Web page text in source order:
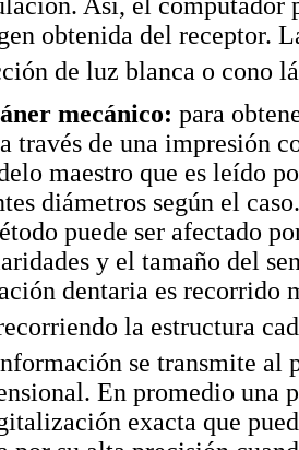
obtenida del receptor.
de luz blanca o cono
mecánico: para
través de una impresión
maestro que es leído
diámetros según el
puede ser afectado
y el tamaño del
dentaria es recorrido
la estructura
se transmite al
En promedio una
exacta que